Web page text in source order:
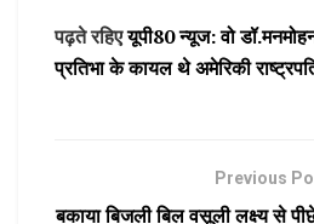
पढ़ते रहिएयूपी80 न्यूज: वो
प्रतिभा के कायल थे अमेरिकी
Previous
बकाया बिजली बिल वसूली लक्ष्य से